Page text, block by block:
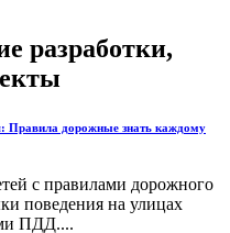
разработки,
Правила дорожные знать каждому
с правилами дорожного
поведения на улицах
ПДД....